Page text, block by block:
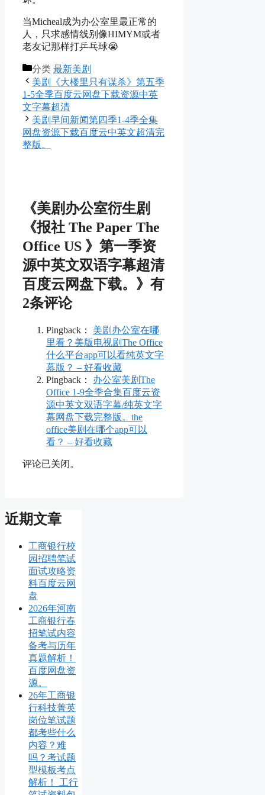
当Micheal成为办公室里最正常的
人，只求感情线别像HIMYM或者
老友记那样打乒乓球😭
分类 最新美剧
美剧《大楼里只有谋杀》第五季
1-5全季百度云网盘下载资源中英
文字幕超清
美剧早间新闻第四季1-4季全集
网盘资源下载百度云中英文超清完
整版。
《美剧办公室衍生剧
《报社 The Paper The
Office US 》第一季资
源中英文双语字幕超清
百度云网盘下载。》有
2条评论
Pingback： 美剧办公室在哪
里看？美版电视剧The Office
什么平台app可以看纯英文字
幕版？ – 好看收藏
Pingback： 办公室美剧The
Office 1-9全季合集百度云资
源中英文双语字幕/纯英文字
幕网盘下载完整版。the
office美剧在哪个app可以
看？ – 好看收藏
评论已关闭。
近期文章
工商银行校
园招聘笔试
面试攻略资
料百度云网
盘
2026年河南
工商银行春
招笔试内容
备考与历年
真题解析！
百度网盘资
源。
26年工商银
行科技菁英
岗位笔试题
都考些什么
内容？难
吗？考试题
型模板考点
解析！ 工行